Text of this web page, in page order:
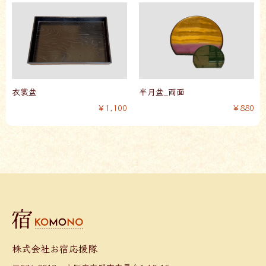
衣裳盆
￥1,100
半月盆_両面
￥880
株式会社お宿応援隊